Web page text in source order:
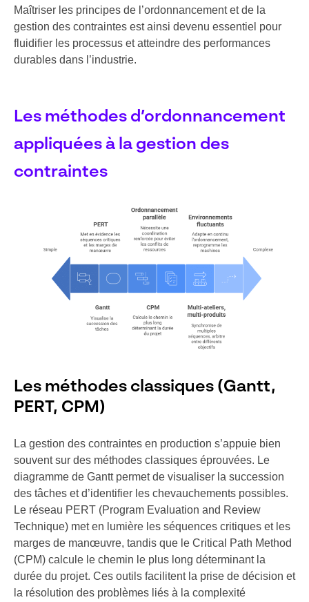
Maîtriser les principes de l’ordonnancement et de la
gestion des contraintes est ainsi devenu essentiel pour
fluidifier les processus et atteindre des performances
durables dans l’industrie.
Les méthodes d’ordonnancement
appliquées à la gestion des
contraintes
Les méthodes classiques (Gantt,
PERT, CPM)
La gestion des contraintes en production s’appuie bien
souvent sur des méthodes classiques éprouvées. Le
diagramme de Gantt permet de visualiser la succession
des tâches et d’identifier les chevauchements possibles.
Le réseau PERT (Program Evaluation and Review
Technique) met en lumière les séquences critiques et les
marges de manœuvre, tandis que le Critical Path Method
(CPM) calcule le chemin le plus long déterminant la
durée du projet. Ces outils facilitent la prise de décision et
la résolution des problèmes liés à la complexité